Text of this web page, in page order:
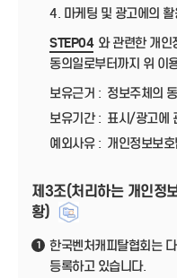
4. 마케팅 및 광고에의 활
STEP04 와 관련한 개인
동의일로부터까지 위 이
보유근거 : 정보주체의
보유기간 : 표시/광고에
예외사유 : 개인정보보
제3조(처리하는 개인정
황)
1
한국벤처캐피탈협회는
등록하고 있습니다.